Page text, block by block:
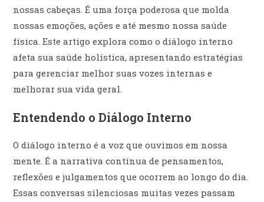
nossas cabeças. É uma força poderosa que molda
nossas emoções, ações e até mesmo nossa saúde
física. Este artigo explora como o diálogo interno
afeta sua saúde holística, apresentando estratégias
para gerenciar melhor suas vozes internas e
melhorar sua vida geral.
Entendendo o Diálogo Interno
O diálogo interno é a voz que ouvimos em nossa
mente. É a narrativa contínua de pensamentos,
reflexões e julgamentos que ocorrem ao longo do dia.
Essas conversas silenciosas muitas vezes passam